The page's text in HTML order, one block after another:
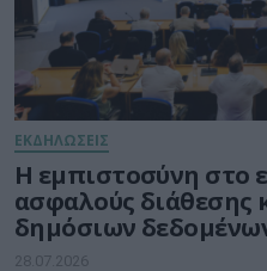
ΕΚΔΗΛΩΣΕΙΣ
Η εμπιστοσύνη στο
ασφαλούς διάθεσης
δημόσιων
28.07.2026